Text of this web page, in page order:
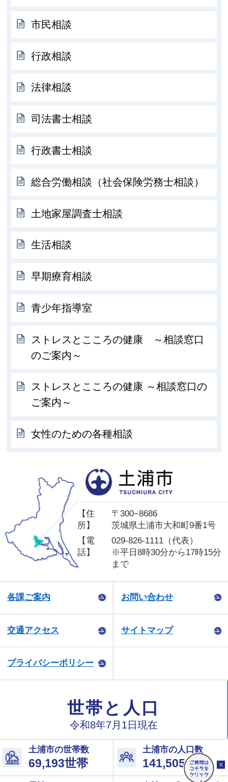
市民相談
行政相談
法律相談
司法書士相談
行政書士相談
総合労働相談（社会保険労務士相談）
土地家屋調査士相談
生活相談
早期療育相談
青少年指導室
ストレスとこころの健康 ～相談窓口
のご案内～
ストレスとこころの健康 ～相談窓口の
ご案内～
女性のための各種相談
【住
所】
〒300−8686
茨城県土浦市大和町9番1号
【電
話】
029-826-1111（代表）
※平日8時30分から17時15分
まで
各課ご案内 お問い合わせ
交通アクセス サイトマップ
プライバシーポリシー